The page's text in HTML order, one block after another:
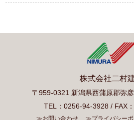
株式会社二村
〒959-0321 新潟県西蒲原郡弥
TEL：0256-94-3928 / FAX
≫お問い合わせ ≫プライバシーポ